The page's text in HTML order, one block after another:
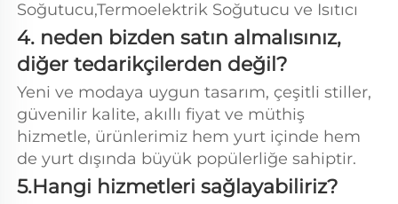
Soğutucu,Termoelektrik Soğutucu ve Isıtıcı
4. neden bizden satın almalısınız,
diğer tedarikçilerden değil?
Yeni ve modaya uygun tasarım, çeşitli stiller,
güvenilir kalite, akıllı fiyat ve müthiş
hizmetle, ürünlerimiz hem yurt içinde hem
de yurt dışında büyük popülerliğe sahiptir.
5.Hangi hizmetleri sağlayabiliriz?